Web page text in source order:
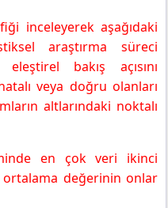
inceleyerek aşağıdaki
araştırma süreci
eleştirel bakış açısını
veya doğru olanları
altlarındaki noktalı
en çok veri ikinci
değerinin onlar